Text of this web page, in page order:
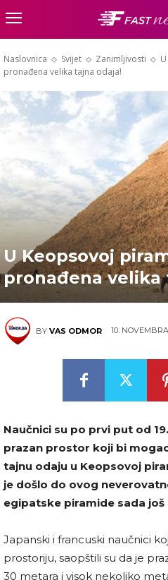
Naslovnica Svijet Zanimljivosti
pronađena velika tajna odaja!
U Keopsovoj
pronađena velika
BY VAS ODMOR 10.
Naučnici su po prvi put od
prazan prostor koji bi
tajnu odaju u Keopsovoj
je došlo do ovog
egipatske piramide sada
Japanski i francuski naučnici
prostoriju, saopštili su da je
30 metara i visok nekoliko